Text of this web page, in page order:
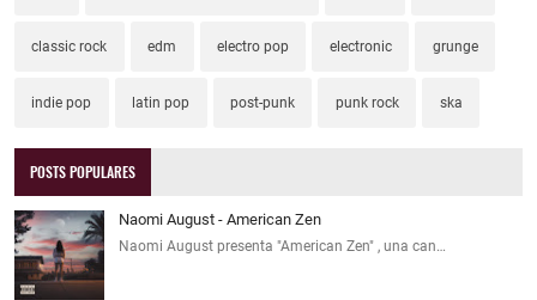
classic rock edm electro pop electronic grunge
indie pop latin pop post-punk punk rock ska
POSTS POPULARES
Naomi August - American Zen
Naomi August presenta "American Zen" , una can…